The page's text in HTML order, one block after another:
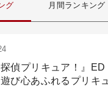
グ 月間ランキング
偵プリキュア！』ED
遊び心あふれるプリキュ